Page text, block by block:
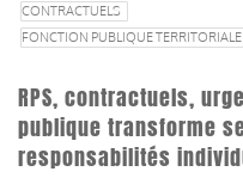
CONTRACTUELS
FONCTION PUBLIQUE TERRITORIALE
RPS, contractuels,
publique transforme
responsabilités